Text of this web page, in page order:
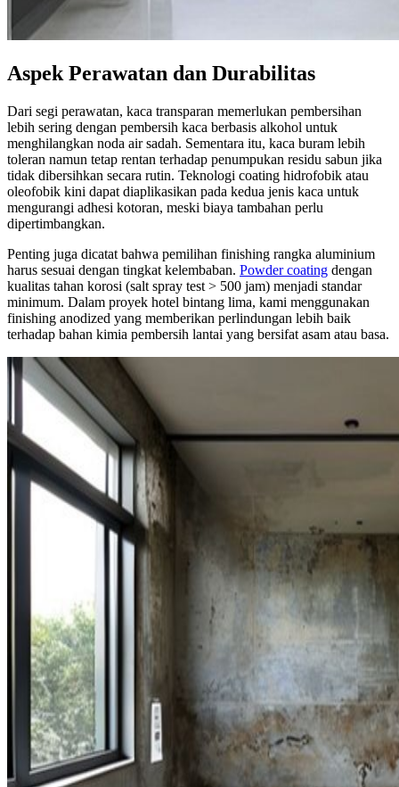
Aspek Perawatan dan Durabilitas
Dari segi perawatan, kaca transparan memerlukan pembersihan
lebih sering dengan pembersih kaca berbasis alkohol untuk
menghilangkan noda air sadah. Sementara itu, kaca buram lebih
toleran namun tetap rentan terhadap penumpukan residu sabun jika
tidak dibersihkan secara rutin. Teknologi coating hidrofobik atau
oleofobik kini dapat diaplikasikan pada kedua jenis kaca untuk
mengurangi adhesi kotoran, meski biaya tambahan perlu
dipertimbangkan.
Penting juga dicatat bahwa pemilihan finishing rangka aluminium
harus sesuai dengan tingkat kelembaban. Powder coating dengan
kualitas tahan korosi (salt spray test > 500 jam) menjadi standar
minimum. Dalam proyek hotel bintang lima, kami menggunakan
finishing anodized yang memberikan perlindungan lebih baik
terhadap bahan kimia pembersih lantai yang bersifat asam atau basa.